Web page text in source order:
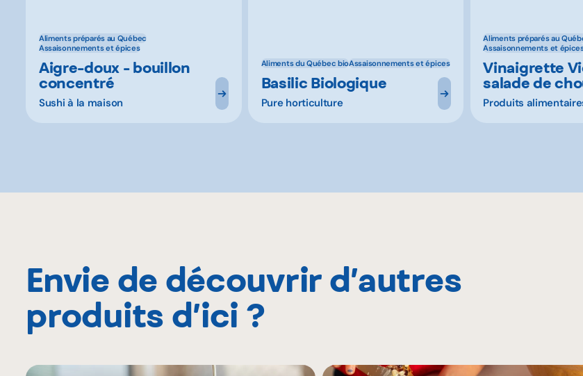
Aliments préparés au Québec
Assaisonnements et épices
Aigre-doux - bouillon
concentré
Sushi à la maison
Aliments du Québec bioAssaisonnements et épices
Basilic Biologique
Pure horticulture
Aliments préparés au
Assaisonnements et
Vinaigrette
salade de
Produits
Envie de découvrir d’autres
produits d’ici ?